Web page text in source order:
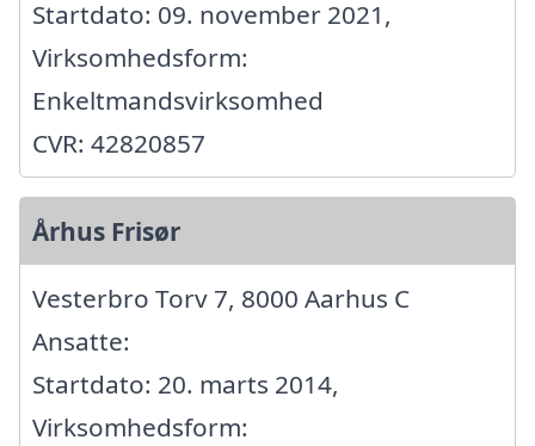
Startdato: 09. november 2021,
Virksomhedsform:
Enkeltmandsvirksomhed
CVR: 42820857
Århus Frisør
Vesterbro Torv 7, 8000 Aarhus C
Ansatte:
Startdato: 20. marts 2014,
Virksomhedsform: